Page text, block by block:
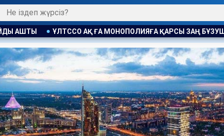
ҚАРСЫ ЗАҢ БҰЗУШЫЛЫҚ ҮШІН ЕСКЕРТУ ЖАСАЛДЫ